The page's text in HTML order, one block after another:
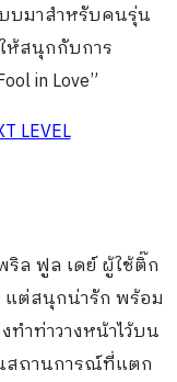
บมาสำหรับคนรุ่น
ห้สนุกกับการ
in Love”
ริล ฟูล เดย์ ผู้ใช้ติ๊ก
แต่สนุกน่ารัก พร้อม
ำท่าวางหน้าไว้บน
สถานการณ์ที่แตก